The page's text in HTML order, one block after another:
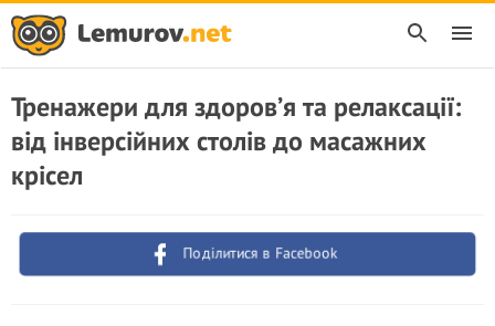
Тренажери для здоров’я та релаксації:
від інверсійних столів до масажних
крісел
Поділитися в Facebook